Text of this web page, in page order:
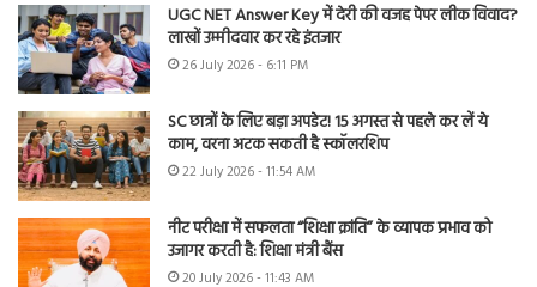
UGC NET Answer Key में देरी की वजह पेपर लीक विवाद?
लाखों उम्मीदवार कर रहे इंतजार
26 July 2026 - 6:11 PM
SC छात्रों के लिए बड़ा अपडेट! 15 अगस्त से पहले कर लें ये
काम, वरना अटक सकती है स्कॉलरशिप
22 July 2026 - 11:54 AM
नीट परीक्षा में सफलता “शिक्षा क्रांति” के व्यापक प्रभाव को
उजागर करती है: शिक्षा मंत्री बैंस
20 July 2026 - 11:43 AM